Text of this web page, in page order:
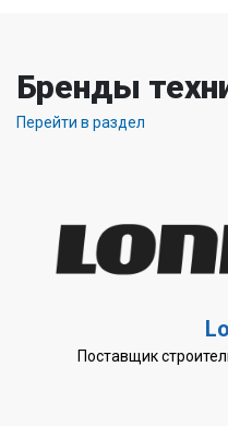
Бренды
Перейти в раздел
Поставщик